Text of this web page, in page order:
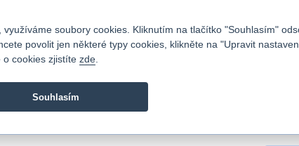
Fio banka je moderní česká banka. Poskytuje účty bez poplatků a
soubory cookies. Kliknutím na tlačítko "Souhlasím"
povolit jen některé typy cookies, klikněte na "Upravit
o cookies zjistíte zde
Souhlasím